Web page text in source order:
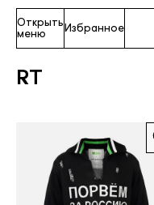
Открыть
меню
Избранное
RT